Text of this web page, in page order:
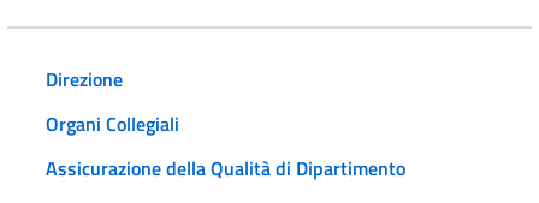
Direzione
Organi Collegiali
Assicurazione della Qualità di Dipartimento